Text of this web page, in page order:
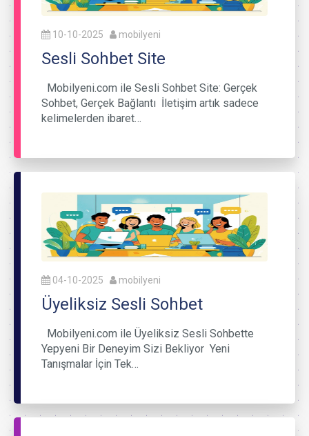
10-10-2025 mobilyeni
Sesli Sohbet Site
Mobilyeni.com ile Sesli Sohbet Site: Gerçek
Sohbet, Gerçek Bağlantı İletişim artık sadece
kelimelerden ibaret…
04-10-2025 mobilyeni
Üyeliksiz Sesli Sohbet
Mobilyeni.com ile Üyeliksiz Sesli Sohbette
Yepyeni Bir Deneyim Sizi Bekliyor Yeni
Tanışmalar İçin Tek…